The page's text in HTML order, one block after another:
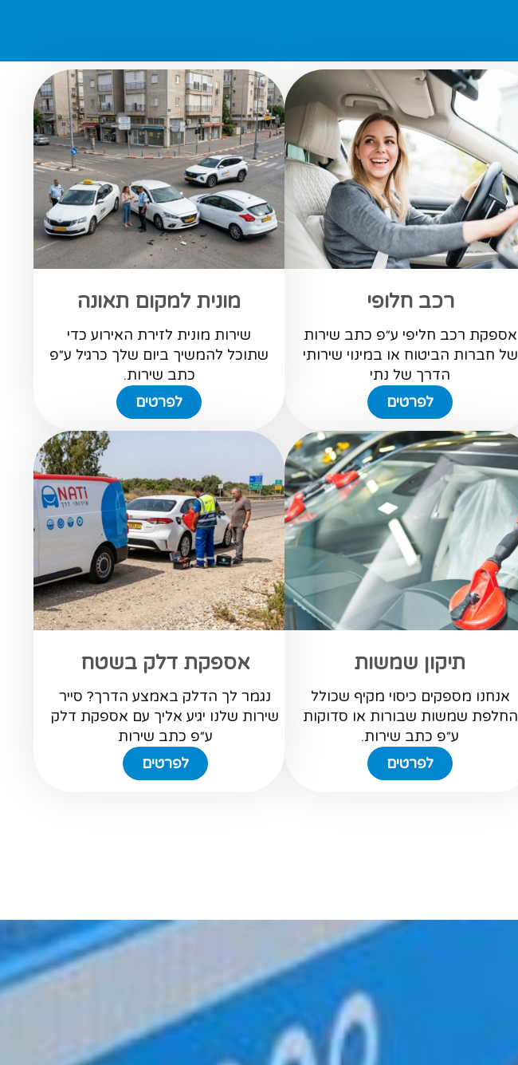
רכב חלופי
אספקת רכב חליפי ע״פ כתב שירות
של חברות הביטוח או במינוי שירותי
הדרך של נתי
לפרטים
מונית למקום תאונה
שירות מונית לזירת האירוע כדי
שתוכל להמשיך ביום שלך כרגיל ע״פ
כתב שירות.
לפרטים
תיקון שמשות
אנחנו מספקים כיסוי מקיף שכולל
החלפת שמשות שבורות או סדוקות
ע״פ כתב שירות.
לפרטים
אספקת דלק בשטח
נגמר לך הדלק באמצע הדרך? סייר
שירות שלנו יגיע אליך עם אספקת דלק
ע״פ כתב שירות
לפרטים